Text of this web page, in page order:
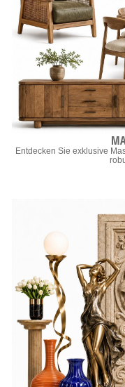
Entdecken Sie exklusive